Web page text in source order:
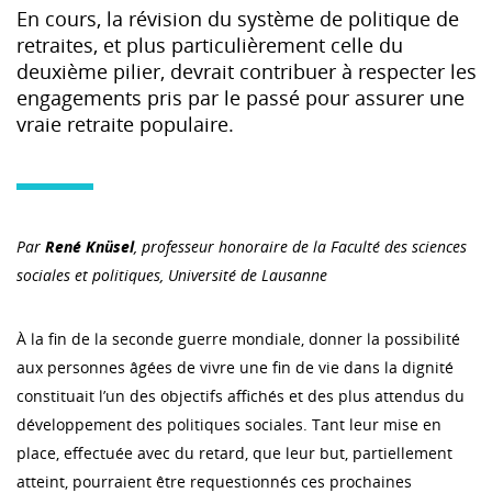
En cours, la révision du système de politique de
retraites, et plus particulièrement celle du
deuxième pilier, devrait contribuer à respecter les
engagements pris par le passé pour assurer une
vraie retraite populaire.
Par René Knüsel, professeur honoraire de la Faculté des sciences
sociales et politiques, Université de Lausanne
À la fin de la seconde guerre mondiale, donner la possibilité
aux personnes âgées de vivre une fin de vie dans la dignité
constituait l’un des objectifs affichés et des plus attendus du
développement des politiques sociales. Tant leur mise en
place, effectuée avec du retard, que leur but, partiellement
atteint, pourraient être requestionnés ces prochaines